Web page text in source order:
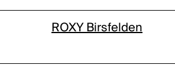
ROXY Birsfelden